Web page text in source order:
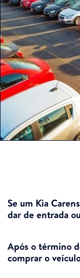
Se um Kia
dar de entrada
Após o término
comprar o